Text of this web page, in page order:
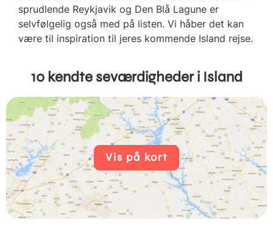
sprudlende Reykjavik og Den Blå Lagune er
selvfølgelig også med på listen. Vi håber det kan
være til inspiration til jeres kommende Island rejse.
10 kendte seværdigheder i Island
Vis på kort